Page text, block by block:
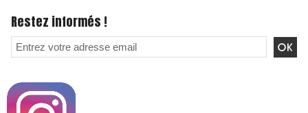
Restez informés !